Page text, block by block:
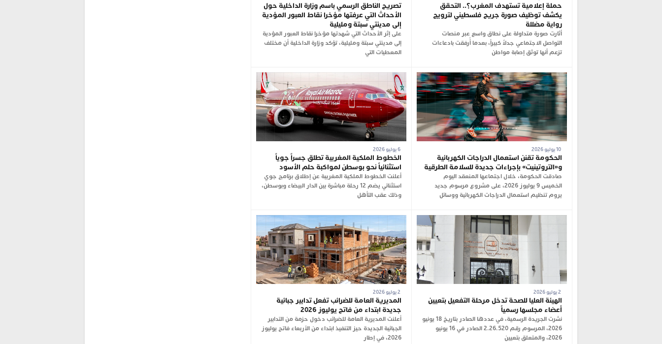
حملة إعلامية تستهدف المغرب؟.. التحقق
يكشف توظيف صورة جريح فلسطيني لترويج
رواية مضللة
أثارت صورة متداولة على نطاق واسع عبر منصات
التواصل الاجتماعي جدلاً كبيراً، بعدما أُرفقت بادعاءات
تزعم أنها توثق إصابة مواطن
تصريح الناطق الرسمي باسم وزارة الداخلية حول
الأحداث التي عرفتها مؤخرا نقاط العبور المؤدية
إلى مدينتي سبتة ومليلية
على إثر الأحداث التي شهدتها مؤخرا نقاط العبور المؤدية
إلى مدينتي سبتة ومليلية، تؤكد وزارة الداخلية أن مختلف
المعطيات التي
الحكومة تقنن استعمال الدراجات الكهربائية
و«التروتينيت» بإجراءات جديدة للسلامة الطرقية
صادقت الحكومة، خلال اجتماعها المنعقد اليوم
الخميس 9 يوليوز 2026، على مشروع مرسوم جديد
يروم تنظيم استعمال الدراجات الكهربائية ووسائل
6 يوليو 2026
الخطوط الملكية المغربية تطلق جسراً جوياً
استثنائياً نحو بوسطن لمواكبة حلم الأسود
أعلنت الخطوط الملكية المغربية عن إطلاق برنامج جوي
استثنائي يضم 12 رحلة مباشرة بين الدار البيضاء وبوسطن،
وذلك عقب التأهل
الهيئة العليا للصحة تدخل مرحلة التفعيل بتعيين
أعضاء مجلسها رسمياً
نشرت الجريدة الرسمية، في عددها الصادر بتاريخ 18 يونيو
2026، المرسوم رقم 2.26.520 الصادر في 16 يونيو
2026، والمتعلق بتعيين
2 يوليو 2026
المديرية العامة للضرائب تفعل تدابير جبائية
جديدة ابتداء من فاتح يوليوز 2026
أعلنت المديرية العامة للضرائب دخول حزمة من التدابير
الجبائية الجديدة حيز التنفيذ ابتداء من الأربعاء فاتح يوليوز
2026، في إطار